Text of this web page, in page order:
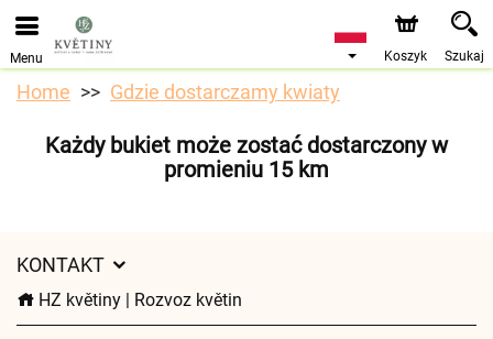
Przyjmujemy zamówienia za pośrednictwem naszego
sklepu internetowego. Najbliższy możliwy termin dostawy
to 10.08.2026 z powodu urlopu.
Menu Koszyk Szukaj
Home Gdzie dostarczamy kwiaty
Każdy bukiet może zostać dostarczony w
promieniu 15 km
KONTAKT
HZ květiny | Rozvoz květin